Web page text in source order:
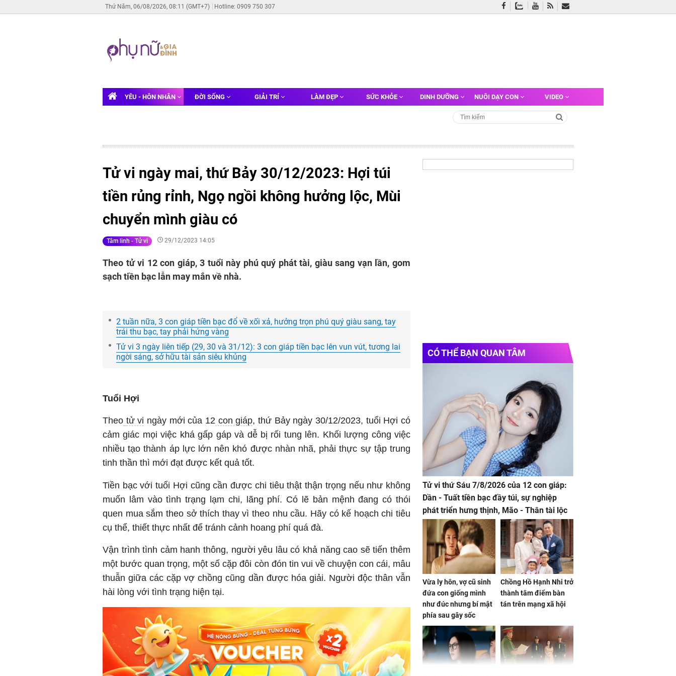
Thứ Năm, 06/08/2026, 08:11 (GMT+7) Hotline: 0909 750 307
YÊU - HÔN NHÂN ĐỜI SỐNG GIẢI TRÍ LÀM ĐẸP SỨC KHỎE DINH DƯỠNG NUÔI DẠY CON VIDEO
Tử vi ngày mai, thứ Bảy 30/12/2023: Hợi túi
tiền rủng rỉnh, Ngọ ngồi không hưởng lộc, Mùi
chuyển mình giàu có
Tâm linh - Tử vi 29/12/2023 14:05
Theo tử vi 12 con giáp, 3 tuổi này phú quý phát tài, giàu sang vạn lần, gom
sạch tiền bạc lẫn may mắn về nhà.
2 tuần nữa, 3 con giáp tiền bạc đổ về xối xả, hưởng trọn phú quý giàu sang, tay
trái thu bạc, tay phải hứng vàng
Tử vi 3 ngày liên tiếp (29, 30 và 31/12): 3 con giáp tiền bạc lên vun vút, tương lai
ngời sáng, sở hữu tài sản siêu khủng
Tuổi Hợi
Theo tử vi ngày mới của 12 con giáp, thứ Bảy ngày 30/12/2023, tuổi Hợi có
cảm giác mọi việc khá gấp gáp và dễ bị rối tung lên. Khối lượng công việc
nhiều tạo thành áp lực lớn nên khó được nhàn nhã, phải thực sự tập trung
tinh thần thì mới đạt được kết quả tốt.
Tiền bạc với tuổi Hợi cũng cần được chi tiêu thật thận trọng nếu như không
muốn lâm vào tình trạng lạm chi, lãng phí. Có lẽ bản mệnh đang có thói
quen mua sắm theo sở thích thay vì theo nhu cầu. Hãy có kế hoạch chi tiêu
cụ thể, thiết thực nhất để tránh cảnh hoang phí quá đà.
Vận trình tình cảm hanh thông, người yêu lâu có khả năng cao sẽ tiến thêm
một bước quan trọng, một số cặp đôi còn đón tin vui về chuyện con cái, mâu
thuẫn giữa các cặp vợ chồng cũng dần được hóa giải. Người độc thân vẫn
hài lòng với tình trạng hiện tại.
CÓ THỂ BẠN QUAN TÂM
Tử vi thứ Sáu 7/8/2026 của 12 con giáp:
Dần - Tuất tiền bạc đầy túi, sự nghiệp
phát triển hưng thịnh, Mão - Thân tài lộc
ảm đạm, mọi sự khó thành công mỹ mãn
Vừa ly hôn, vợ cũ sinh
đứa con giống mình
như đúc nhưng bí mật
phía sau gây sốc
Chồng Hồ Hạnh Nhi trở
thành tâm điểm bàn
tán trên mạng xã hội